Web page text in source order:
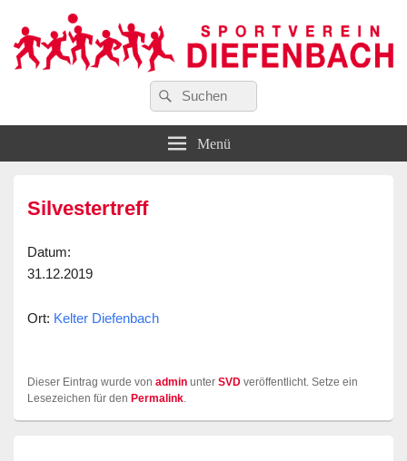
Sportverein Diefenbach e. V.
Suchen
nach:
Suchen
Menü
Silvestertreff
Datum:
31.12.2019
Ort: Kelter Diefenbach
Dieser Eintrag wurde von admin unter SVD veröffentlicht. Setze ein
Lesezeichen für den Permalink